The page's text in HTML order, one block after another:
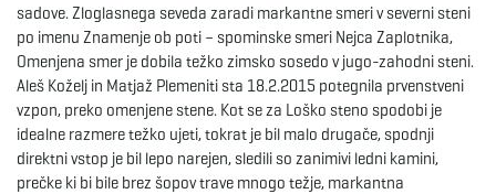
l
sadove. Zloglasnega seveda zaradi markantne smeri v severni steni
po imenu Znamenje ob poti – spominske smeri Nejca Zaplotnika,
Omenjena smer je dobila težko zimsko sosedo v jugo-zahodni steni.
Aleš Koželj in Matjaž Plemeniti sta 18.2.2015 potegnila prvenstveni
vzpon, preko omenjene stene. Kot se za Loško steno spodobi je
idealne razmere težko ujeti, tokrat je bil malo drugače, spodnji
direktni vstop je bil lepo narejen, sledili so zanimivi ledni kamini,
prečke ki bi bile brez šopov trave mnogo težje, markantna